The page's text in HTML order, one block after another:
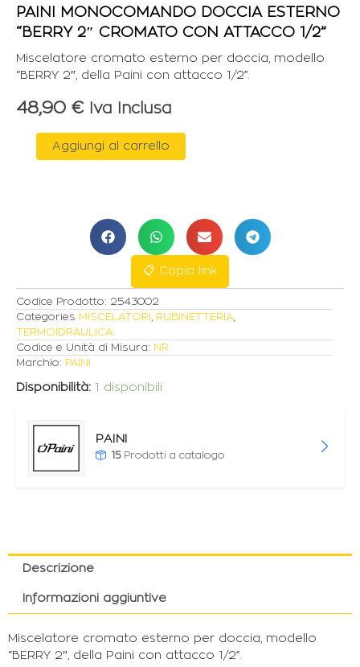
PAINI MONOCOMANDO DOCCIA ESTERNO
“BERRY 2″ CROMATO CON ATTACCO 1/2”
Miscelatore cromato esterno per doccia, modello
“BERRY 2″, della Paini con attacco 1/2”.
48,90 € Iva Inclusa
MONOCOMANDO
quantità
Aggiungi al carrello
📋 Copia link
Codice Prodotto: 2543002
Categories MISCELATORI, RUBINETTERIA,
TERMOIDRAULICA
Codice e Unità di Misura: NR
Marchio: PAINI
Disponibilità: 1 disponibili
PAINI
15 Prodotti a catalogo
Descrizione
Informazioni aggiuntive
Miscelatore cromato esterno per doccia, modello
“BERRY 2″, della Paini con attacco 1/2”.